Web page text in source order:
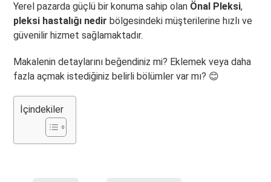
Yerel pazarda güçlü bir konuma sahip olan Önal Pleksi,
pleksi hastalığı nedir bölgesindeki müşterilerine hızlı ve
güvenilir hizmet sağlamaktadır.
Makalenin detaylarını beğendiniz mi? Eklemek veya daha
fazla açmak istediğiniz belirli bölümler var mı? 😊
İçindekiler